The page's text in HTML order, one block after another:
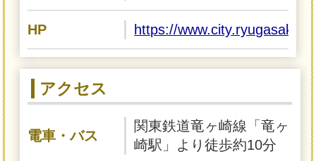
HP https://
アクセス
電車・バス
関東鉄道竜ヶ崎線「竜ヶ
崎駅」より徒歩約10分